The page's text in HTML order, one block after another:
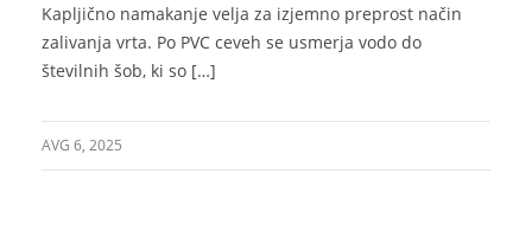
Kapljično namakanje velja za izjemno preprost način
zalivanja vrta. Po PVC ceveh se usmerja vodo do
številnih šob, ki so […]
AVG 6, 2025